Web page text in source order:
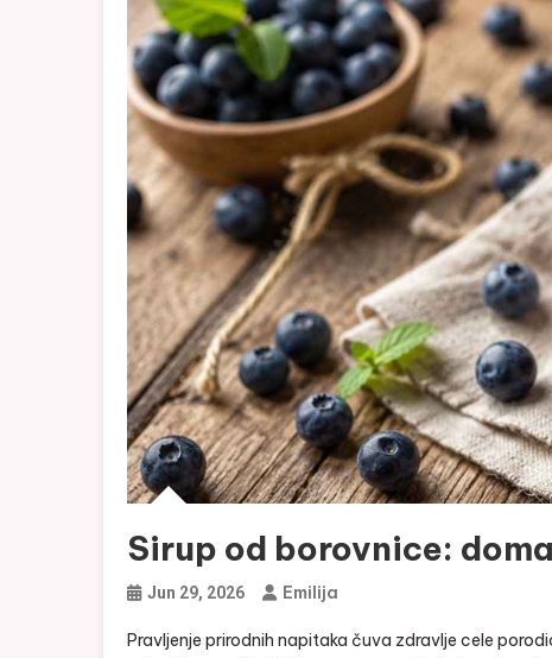
Sirup od borovnice:
Jun 29, 2026 Emilija
Pravljenje prirodnih napitaka čuva zdravlje cele